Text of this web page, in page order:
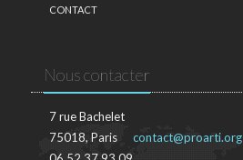
CONTACT
Nous contacter
7 rue Bachelet
75018, Paris
contact@proarti.org